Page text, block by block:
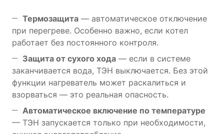
Термозащита — автоматическое отключение
при перегреве. Особенно важно, если котел
работает без постоянного контроля.
Защита от сухого хода — если в системе
заканчивается вода, ТЭН выключается. Без этой
функции нагреватель может раскалиться и
взорваться — это реальная опасность.
Автоматическое включение по температуре
— ТЭН запускается только при необходимости,